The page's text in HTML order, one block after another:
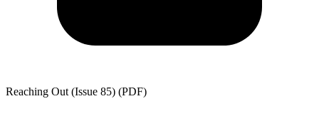
Reaching Out (Issue 85) (PDF)